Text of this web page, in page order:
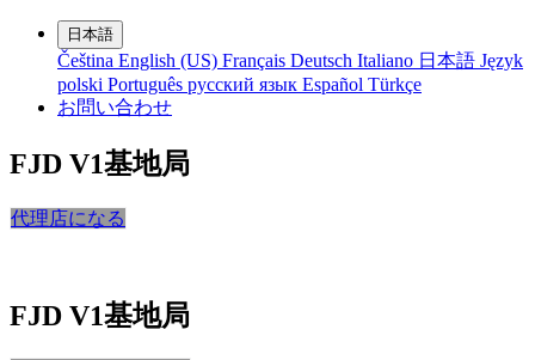
日本語
Čeština English (US) Français Deutsch Italiano 日本語 Język
polski Português русский язык Español Türkçe
お問い合わせ
FJD V1基地局
代理店になる
FJD V1基地局